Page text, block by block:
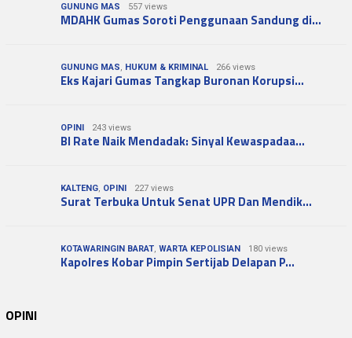
GUNUNG MAS 557 views
MDAHK Gumas Soroti Penggunaan Sandung di…
GUNUNG MAS HUKUM & KRIMINAL 266 views
Eks Kajari Gumas Tangkap Buronan Korupsi…
OPINI 243 views
BI Rate Naik Mendadak: Sinyal Kewaspadaa…
KALTENG OPINI 227 views
Surat Terbuka Untuk Senat UPR Dan Mendik…
KOTAWARINGIN BARAT WARTA KEPOLISIAN 180 views
Kapolres Kobar Pimpin Sertijab Delapan P…
OPINI